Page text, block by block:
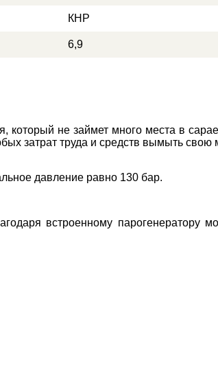
КНР
6,9
который не займет много места в
затрат труда и средств вымыть свою
давление равно 130 бар.
встроенному парогенератору